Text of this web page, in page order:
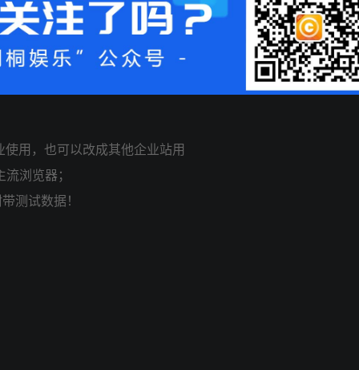
用，也可以改成其他企业站用
浏览器；
测试数据！